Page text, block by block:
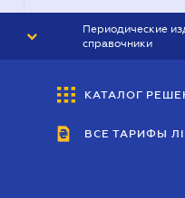
Периодические
справочники
ВЕСТНИК МСФО
КАТАЛОГ
ВСЕ ТАРИФЫ